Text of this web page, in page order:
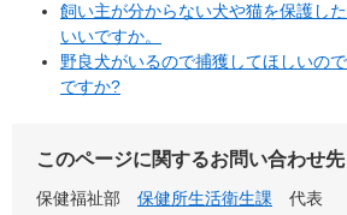
飼い主が分からない犬や猫を保護し
いいですか。
野良犬がいるので捕獲してほしいの
ですか?
このページに関するお問い合わせ先
保健福祉部 保健所生活衛生課
代表